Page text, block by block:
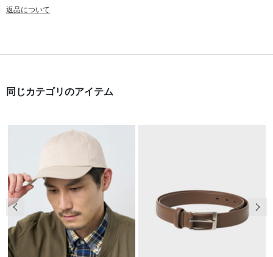
返品について
同じカテゴリのアイテム
前の画像